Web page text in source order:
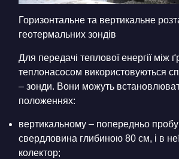
Горизонтальне та вертикальне
геотермальних зондів
Для передачі теплової енергії між
теплонасосом використовуються
– зонди. Вони можуть
положеннях:
вертикальному – попередньо
свердловина глибиною 80 см, і в
колектор;